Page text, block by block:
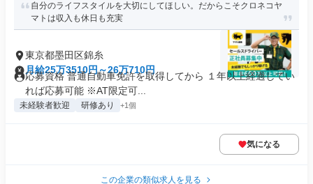
自分のライフスタイルを大切にしてほしい。だからこそクロネコヤ
マトは収入も休日も充実
東京都墨田区錦糸
月給25万3510円～26万710円
応募資格 普通自動車免許を取得してから １年以上経過してい
れば応募可能 ※AT限定可...
未経験者歓迎 研修あり +1個
気になる
この企業の類似求人を見る